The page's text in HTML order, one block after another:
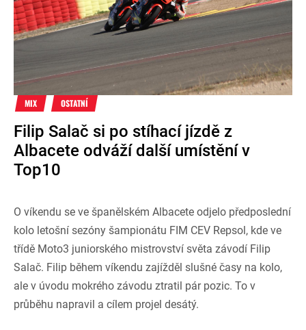
MIX OSTATNÍ
Filip Salač si po stíhací jízdě z
Albacete odváží další umístění v
Top10
O víkendu se ve španělském Albacete odjelo předposlední
kolo letošní sezóny šampionátu FIM CEV Repsol, kde ve
třídě Moto3 juniorského mistrovství světa závodí Filip
Salač. Filip během víkendu zajížděl slušné časy na kolo,
ale v úvodu mokrého závodu ztratil pár pozic. To v
průběhu napravil a cílem projel desátý.